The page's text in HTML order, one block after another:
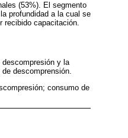
(53%). El segmento
profundidad a la cual se
recibido capacitación.
y la
descomprensión.
consumo de